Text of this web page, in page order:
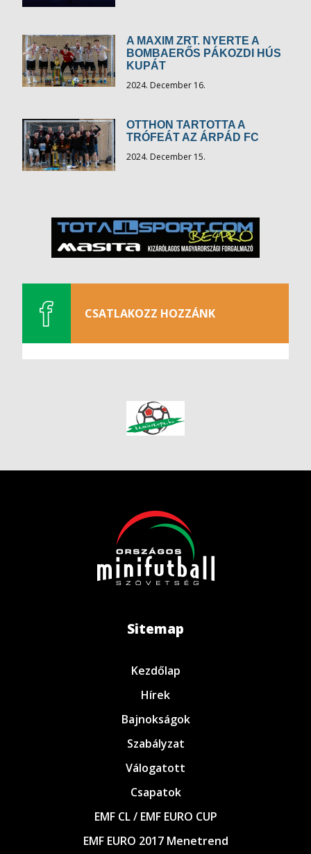
A MAXIM ZRT. NYERTE A
BOMBAERŐS PÁKOZDI HÚS
KUPÁT
2024. December 16.
OTTHON TARTOTTA A
TRÓFEÁT AZ ÁRPÁD FC
2024. December 15.
CSATLAKOZZ HOZZÁNK
Sitemap
Kezdőlap
Hírek
Bajnokságok
Szabályzat
Válogatott
Csapatok
EMF CL / EMF EURO CUP
EMF EURO 2017 Menetrend